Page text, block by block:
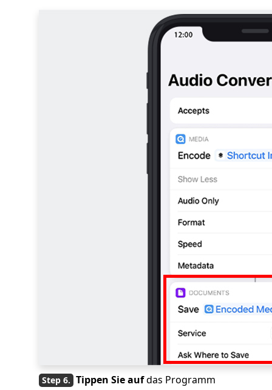
Tippen Sie aufdas Programm